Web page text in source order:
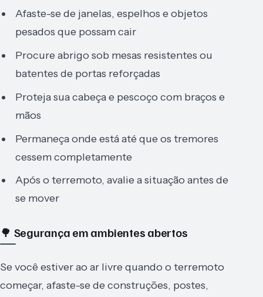
Afaste-se de janelas, espelhos e objetos
pesados que possam cair
Procure abrigo sob mesas resistentes ou
batentes de portas reforçadas
Proteja sua cabeça e pescoço com braços e
mãos
Permaneça onde está até que os tremores
cessem completamente
Após o terremoto, avalie a situação antes de
se mover
🌳 Segurança em ambientes abertos
Se você estiver ao ar livre quando o terremoto
começar, afaste-se de construções, postes,